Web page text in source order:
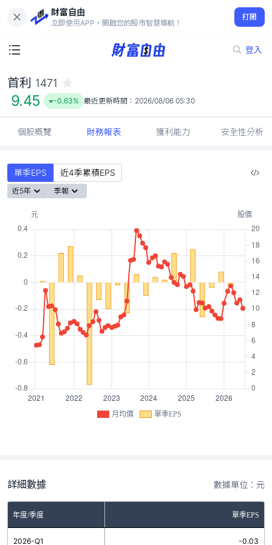
財富自由
立即使用APP，開啟您的股市智慧導航！
打開
登入
9.45
-0.63%
首利 1471
9.45 -0.63% 最近更新時間： 2026/08/06 05:30
個股概覽 財務報表 獲利能力 安全性分析
單季EPS 近4季累積EPS
近5年 季報
月均價 單季EPS
詳細數據 數據單位：元
年度/季度 單季EPS
2026-Q1 -0.03